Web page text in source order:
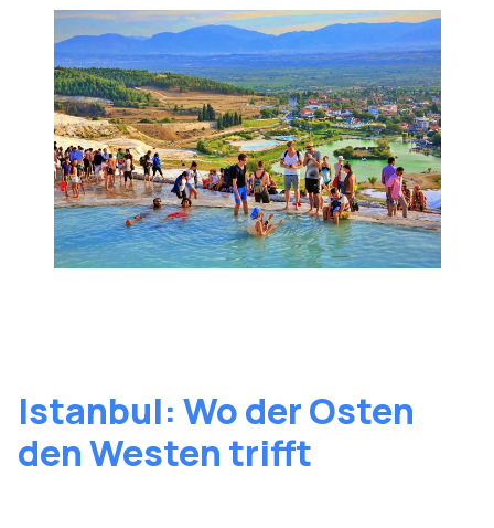
Istanbul: Wo der Osten
den Westen trifft